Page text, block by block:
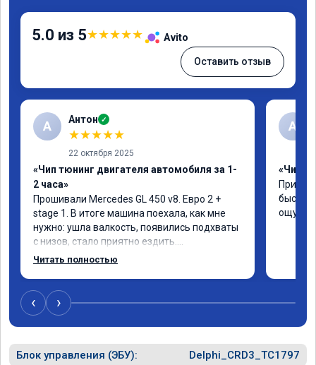
5.0 из 5★★★★★ Avito
Оставить отзыв
А Антон ✓
★★★★★
22 октября 2025
«Чип тюнинг двигателя автомобиля за 1-
2 часа»
Прошивали Mercedes GL 450 v8. Евро 2 +
stage 1. В итоге машина поехала, как мне
нужно: ушла валкость, появились подхваты
с низов, стало приятно ездить.
Одни из лучших трат, в авто! 🔥
Читать полностью
A
«Чип
‹ ›
Блок управления (ЭБУ): Delphi_CRD3_TC1797